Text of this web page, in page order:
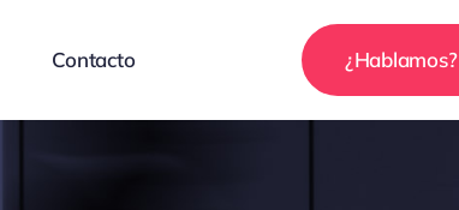
Contacto ¿Hablamos?